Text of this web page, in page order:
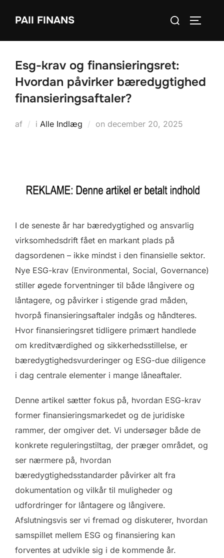
PAII FINANS
Søg
Esg-krav og finansieringsret:
Hvordan påvirker bæredygtighed
finansieringsaftaler?
af i Alle Indlæg on Udgivet
december 20, 2025
I de seneste år har bæredygtighed og ansvarlig
virksomhedsdrift fået en markant plads på
dagsordenen – ikke mindst i den finansielle sektor.
Nye ESG-krav (Environmental, Social, Governance)
stiller øgede forventninger til både långivere og
låntagere, og påvirker i stigende grad måden,
hvorpå finansieringsaftaler indgås og håndteres.
Hvor finansieringsret tidligere primært handlede
om kreditværdighed og sikkerhedsstillelse, er
bæredygtighedsvurderinger og ESG-due diligence
i dag centrale elementer i mange låneaftaler.
Denne artikel sætter fokus på, hvordan ESG-krav
former finansieringsmarkedet og de juridiske
rammer, der omgiver det. Vi undersøger både de
konkrete reguleringstiltag, der præger området, og
ser nærmere på, hvordan
bæredygtighedsstandarder påvirker alt fra
dokumentation og vilkår til muligheder og
udfordringer for låntagere og långivere.
Afslutningsvis ser vi fremad og diskuterer, hvordan
samspillet mellem ESG og finansiering kan
forventes at udvikle sig i de kommende år.